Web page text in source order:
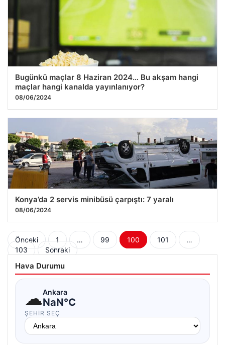
Bugünkü maçlar 8 Haziran 2024… Bu akşam hangi
maçlar hangi kanalda yayınlanıyor?
08/06/2024
Konya’da 2 servis minibüsü çarpıştı: 7 yaralı
08/06/2024
Yazı
sayfalaması
Önceki 1 … 99 100 101
…
103
Sonraki
Hava Durumu
☁Ankara
NaN°C
ŞEHIR SEÇ